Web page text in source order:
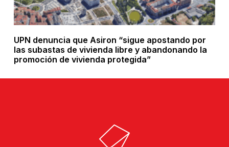
UPN denuncia que Asiron “sigue apostando por
las subastas de vivienda libre y abandonando la
promoción de vivienda protegida”